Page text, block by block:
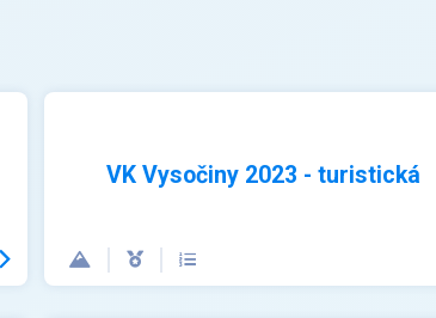
VK Vysočiny 2023 - turistická